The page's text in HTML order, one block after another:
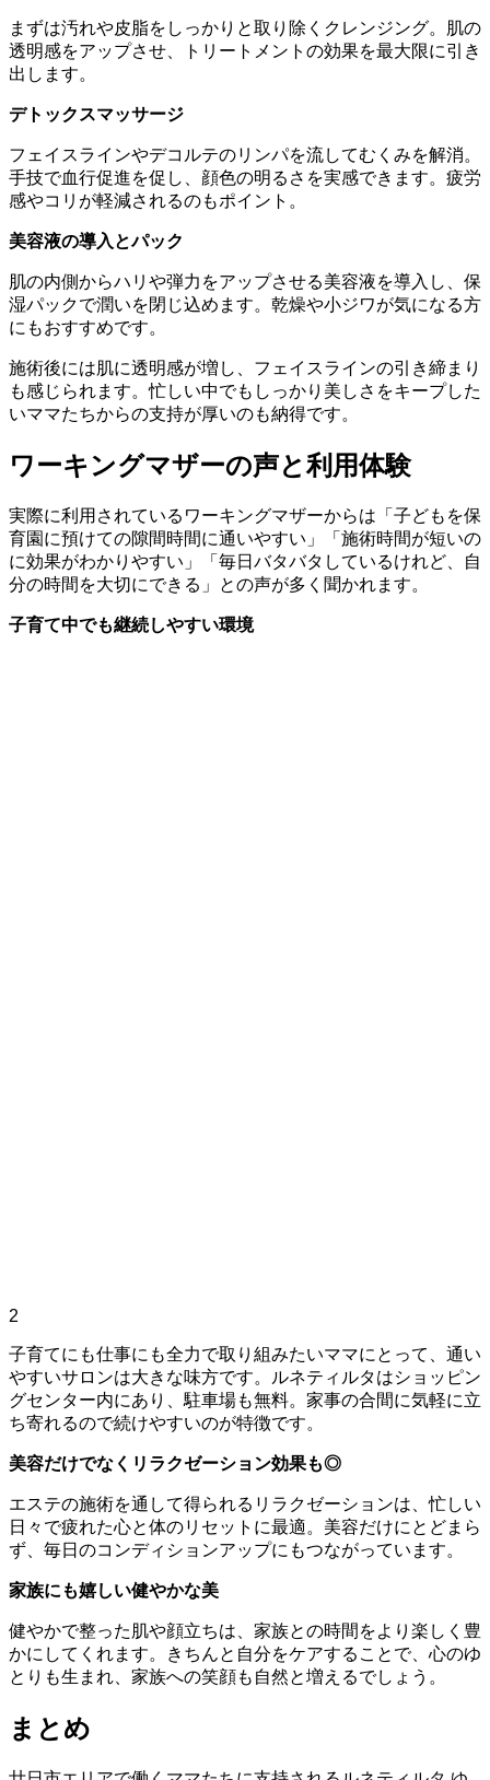
まずは汚れや皮脂をしっかりと取り除くクレンジング。肌の
透明感をアップさせ、トリートメントの効果を最大限に引き
出します。
デトックスマッサージ
フェイスラインやデコルテのリンパを流してむくみを解消。
手技で血行促進を促し、顔色の明るさを実感できます。疲労
感やコリが軽減されるのもポイント。
美容液の導入とパック
肌の内側からハリや弾力をアップさせる美容液を導入し、保
湿パックで潤いを閉じ込めます。乾燥や小ジワが気になる方
にもおすすめです。
施術後には肌に透明感が増し、フェイスラインの引き締まり
も感じられます。忙しい中でもしっかり美しさをキープした
いママたちからの支持が厚いのも納得です。
ワーキングマザーの声と利用体験
実際に利用されているワーキングマザーからは「子どもを保
育園に預けての隙間時間に通いやすい」「施術時間が短いの
に効果がわかりやすい」「毎日バタバタしているけれど、自
分の時間を大切にできる」との声が多く聞かれます。
子育て中でも継続しやすい環境
2
子育てにも仕事にも全力で取り組みたいママにとって、通い
やすいサロンは大きな味方です。ルネティルタはショッピン
グセンター内にあり、駐車場も無料。家事の合間に気軽に立
ち寄れるので続けやすいのが特徴です。
美容だけでなくリラクゼーション効果も◎
エステの施術を通して得られるリラクゼーションは、忙しい
日々で疲れた心と体のリセットに最適。美容だけにとどまら
ず、毎日のコンディションアップにもつながっています。
家族にも嬉しい健やかな美
健やかで整った肌や顔立ちは、家族との時間をより楽しく豊
かにしてくれます。きちんと自分をケアすることで、心のゆ
とりも生まれ、家族への笑顔も自然と増えるでしょう。
まとめ